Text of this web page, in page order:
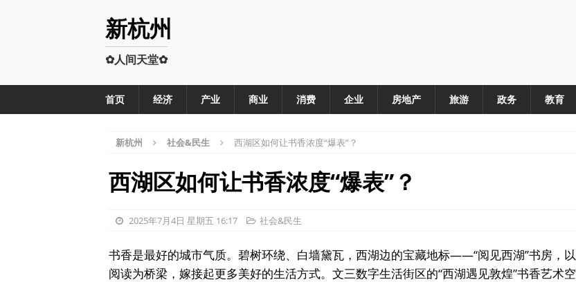
新杭州
✿人间天堂✿
首页 经济 产业 商业 消费 企业 房地产 旅游 政务 教育
新杭州 社会&民生 西湖区如何让书香浓度“爆表”？
西湖区如何让书香浓度“爆表”？
2025年7月4日 星期五 16:17 社会&民生
书香是最好的城市气质。碧树环绕、白墙黛瓦，西湖边的宝藏地标——“阅见西湖”书房，以
阅读为桥梁，嫁接起更多美好的生活方式。文三数字生活街区的“西湖遇见敦煌”书香艺术空